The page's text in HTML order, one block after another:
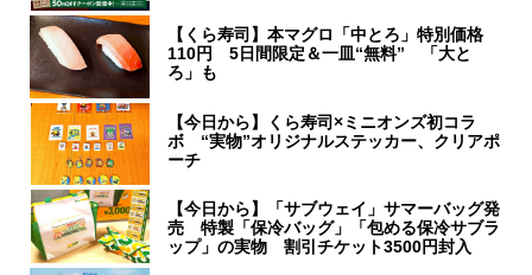
【くら寿司】本マグロ「中とろ」特別価格
110円 5日間限定＆一皿“無料” 「大と
ろ」も
【今日から】くら寿司×ミニオンズ初コラ
ボ “実物”オリジナルステッカー、クリアポ
ーチ
【今日から】「サブウェイ」サマーバッグ発
売 特製「保冷バッグ」「包める保冷サブラ
ップ」の実物 割引チケット3500円封入